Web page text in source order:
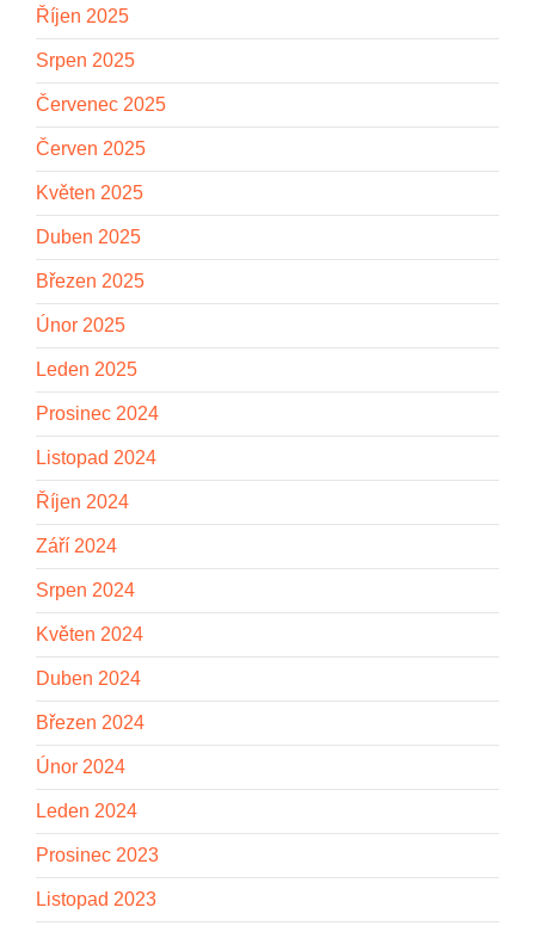
Říjen 2025
Srpen 2025
Červenec 2025
Červen 2025
Květen 2025
Duben 2025
Březen 2025
Únor 2025
Leden 2025
Prosinec 2024
Listopad 2024
Říjen 2024
Září 2024
Srpen 2024
Květen 2024
Duben 2024
Březen 2024
Únor 2024
Leden 2024
Prosinec 2023
Listopad 2023